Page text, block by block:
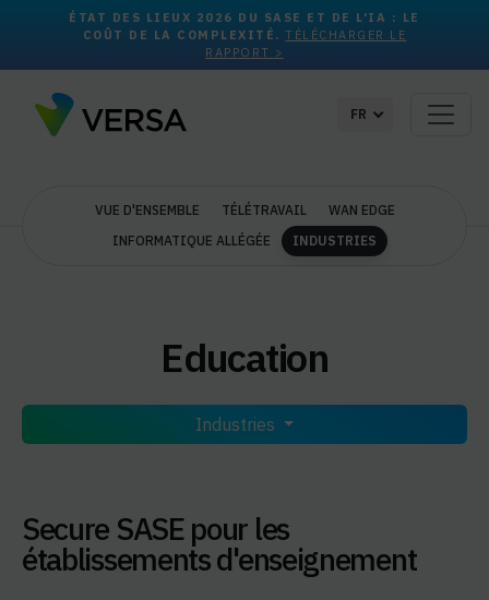
ÉTAT DES LIEUX 2026 DU SASE ET DE L'IA : LE
COÛT DE LA COMPLEXITÉ. TÉLÉCHARGER LE
RAPPORT >
FR
VUE D'ENSEMBLE TÉLÉTRAVAIL
WAN EDGE
INFORMATIQUE ALLÉGÉE
INDUSTRIES
Education
Industries
Secure SASE pour les
établissements d'enseignement